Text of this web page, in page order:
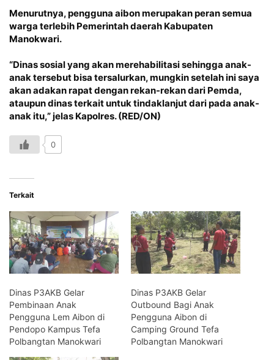
Menurutnya, pengguna aibon merupakan peran semua
warga terlebih Pemerintah daerah Kabupaten
Manokwari.
“Dinas sosial yang akan merehabilitasi sehingga anak-
anak tersebut bisa tersalurkan, mungkin setelah ini saya
akan adakan rapat dengan rekan-rekan dari Pemda,
ataupun dinas terkait untuk tindaklanjut dari pada anak-
anak itu,” jelas Kapolres. (RED/ON)
0
Terkait
Dinas P3AKB Gelar
Pembinaan Anak
Pengguna Lem Aibon di
Pendopo Kampus Tefa
Polbangtan Manokwari
Dinas P3AKB Gelar
Outbound Bagi Anak
Pengguna Aibon di
Camping Ground Tefa
Polbangtan Manokwari